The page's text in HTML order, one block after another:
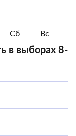
Сб Вс
в выборах 8-